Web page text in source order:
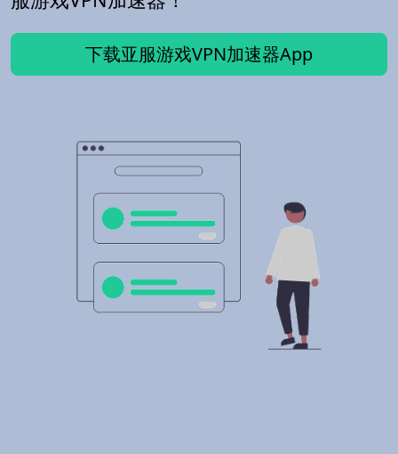
下载亚服游戏VPN加速器App